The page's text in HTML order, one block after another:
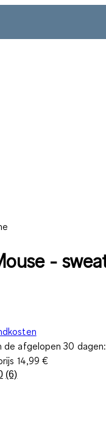
-
de afgelopen 30
14,99 €
Lees
(6)